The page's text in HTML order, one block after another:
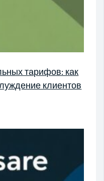
тарифов: как
клиентов